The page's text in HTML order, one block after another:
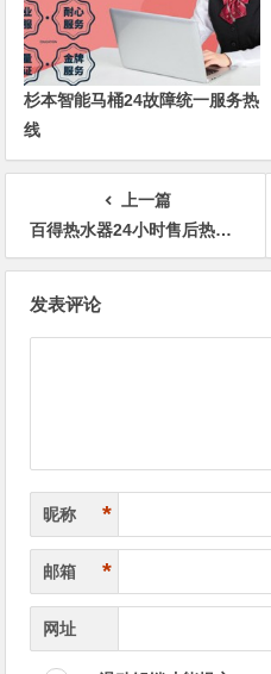
杉本智能马桶24故障统一服务热
线
上一篇
百得热水器24小时售后热线全国
发表评论
昵称 *
邮箱 *
网址